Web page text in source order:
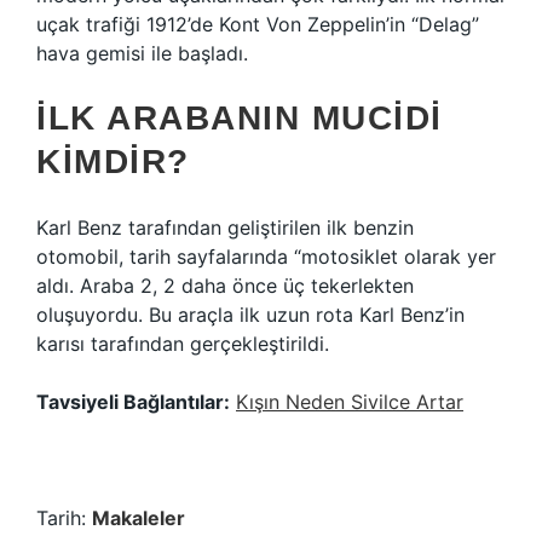
uçak trafiği 1912’de Kont Von Zeppelin’in “Delag”
hava gemisi ile başladı.
İLK ARABANIN MUCIDI
KIMDIR?
Karl Benz tarafından geliştirilen ilk benzin
otomobil, tarih sayfalarında “motosiklet olarak yer
aldı. Araba 2, 2 daha önce üç tekerlekten
oluşuyordu. Bu araçla ilk uzun rota Karl Benz’in
karısı tarafından gerçekleştirildi.
Tavsiyeli Bağlantılar: Kışın Neden Sivilce Artar
Tarih: Makaleler